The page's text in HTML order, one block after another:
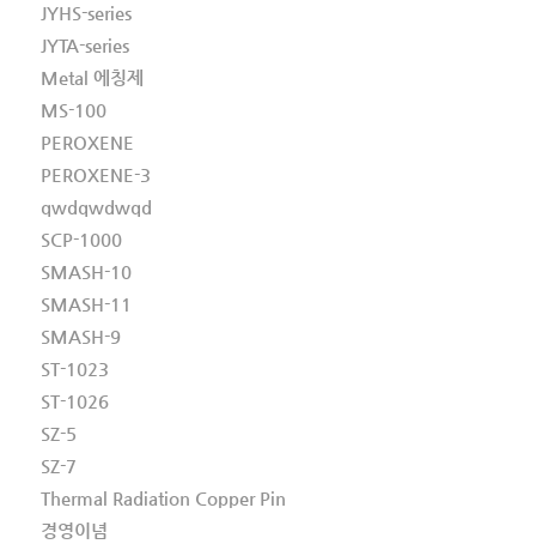
JYHS-series
JYTA-series
Metal 에칭제
MS-100
PEROXENE
PEROXENE-3
qwdqwdwqd
SCP-1000
SMASH-10
SMASH-11
SMASH-9
ST-1023
ST-1026
SZ-5
SZ-7
Thermal Radiation Copper Pin
경영이념